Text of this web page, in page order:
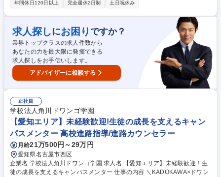
ャンパスにて、生徒の成長を支えるメンターを募集いたします。教育現場
独自のカリキュラムの運営を通して、生徒の目標設定や挑戦を伴走支援い
ただきます。 (1)プロジェクト学習の授業の実施：当学園オリジナル授業
のプロジェクトNや21世紀型スキル学習などPBL（プロジェクト学習）の
実施 (2)生徒指導・コーチング(3)保護者様との関係作り(4)キャンパス運営
(5)人材育成 募集職種 【愛知エリア】教育経験者歓迎！ネットの高校のキ
ャンパスメンター◆土日祝休
年間休日120日以上 完全週休2日制 土日祝休み
求人探しにお困り ですか？
業界トップクラスの求人件数から
あなたの力を最大限に発揮できる
求人探しをお手伝いします。
アドバイザーに相談する
正社員
学校法人角川ドワンゴ学園
【愛知エリア】未経験歓迎!生徒の成長を支えるキャン
パスメンター 高校進路指導/進路カウンセラー
月給21万500円～29万円
愛知県名古屋市西区
企業名 学校法人角川ドワンゴ学園 求人名 【愛知エリア】未経験歓迎！生
徒の成長を支えるキャンパスメンター 仕事の内容 ＼KADOKAWA×ドワン